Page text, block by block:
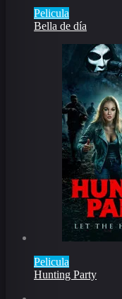
Pelicula
Bella de día
Pelicula
Hunting Party